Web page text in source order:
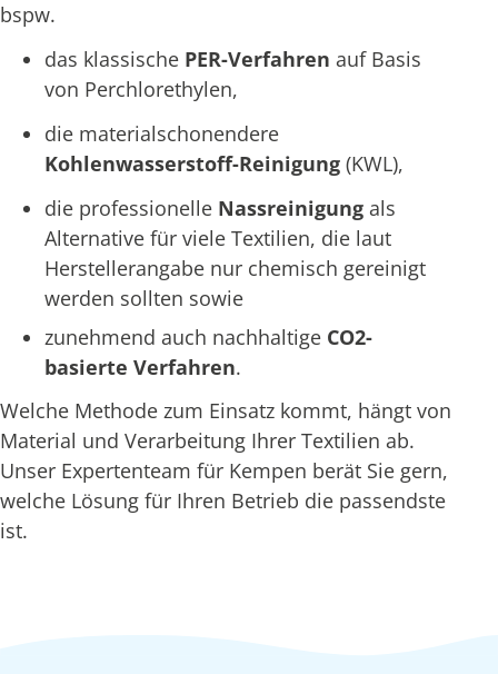
bspw.
das klassische PER-Verfahren auf Basis
von Perchlorethylen,
die materialschonendere
Kohlenwasserstoff-Reinigung (KWL),
die professionelle Nassreinigung als
Alternative für viele Textilien, die laut
Herstellerangabe nur chemisch gereinigt
werden sollten sowie
zunehmend auch nachhaltige CO2-
basierte Verfahren.
Welche Methode zum Einsatz kommt, hängt von
Material und Verarbeitung Ihrer Textilien ab.
Unser Expertenteam für Kempen berät Sie gern,
welche Lösung für Ihren Betrieb die passendste
ist.